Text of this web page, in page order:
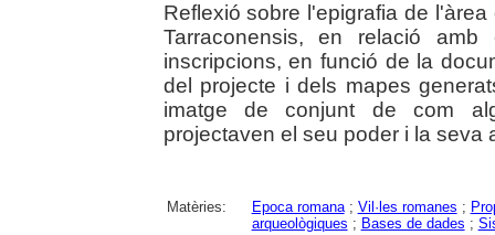
Reflexió sobre l'epigrafia de
Tarraconensis, en relació
inscripcions, en funció de la
del projecte i dels mapes
imatge de conjunt de com
projectaven el seu poder i la seva
Matèries: Epoca romana; Vil·les romanes ;
arqueològiques ; Bases de dades ;